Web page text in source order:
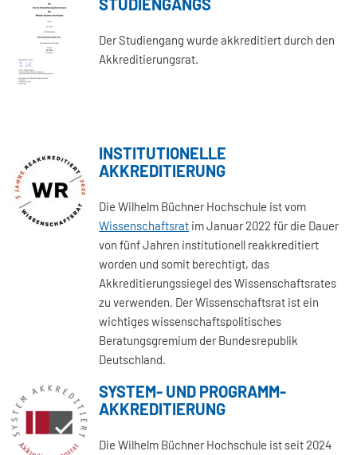
Der Studiengang wurde akkreditiert durch den
Akkreditierungsrat.
INSTITUTIONELLE
AKKREDITIERUNG
Die Wilhelm Büchner Hochschule ist vom
Wissenschaftsrat im Januar 2022 für die Dauer
von fünf Jahren institutionell reakkreditiert
worden und somit berechtigt, das
Akkreditierungssiegel des Wissenschaftsrates
zu verwenden. Der Wissenschaftsrat ist ein
wichtiges wissenschaftspolitisches
Beratungsgremium der Bundesrepublik
Deutschland.
SYSTEM- UND PROGRAMM-
AKKREDITIERUNG
Die Wilhelm Büchner Hochschule ist seit 2024